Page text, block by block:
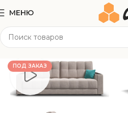
МЕНЮ
Мягкая мебель
ПОД ЗАКАЗ